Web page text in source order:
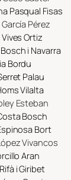
Pasqual Fisas
Pérez
Ortiz
i Navarra
Bordu
Palau
Vilalta
Esteban
Bosch
Bort
Vivancos
Aran
i Giribet